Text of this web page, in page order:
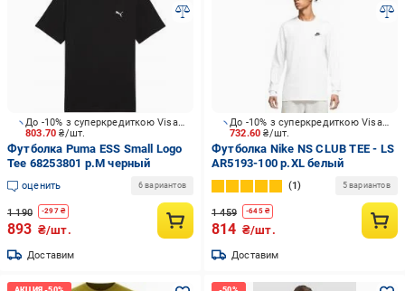
803.70₴/шт.
До -10% з суперкредиткою Visa Вигода
Футболка Puma ESS Small Logo
Tee 68253801 р.M черный
оценить 6 вариантов
1 190 -297₴
893 ₴/шт.
Доставим
732.60₴/шт.
До -10% з суперкредиткою Visa Вигода
Футболка Nike NS CLUB TEE - LS
AR5193-100 р.XL белый
1 5 вариантов
1 459 -645₴
814 ₴/шт.
Доставим